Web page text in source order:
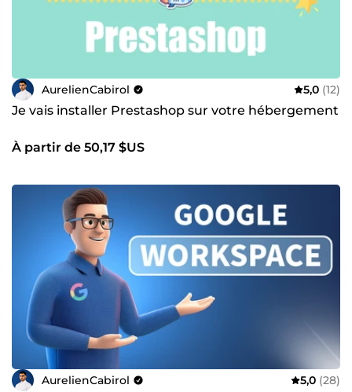
AurelienCabirol 5,0 (12)
Je vais installer Prestashop sur votre hébergement
À partir de 50,17 $US
AurelienCabirol 5,0 (28)